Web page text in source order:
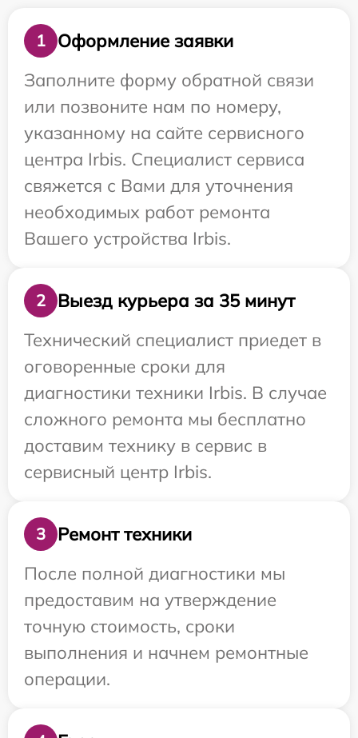
1
Оформление заявки
Заполните форму обратной связи
или позвоните нам по номеру,
указанному на сайте сервисного
центра Irbis. Специалист сервиса
свяжется с Вами для уточнения
необходимых работ ремонта
Вашего устройства Irbis.
2
Выезд курьера за 35 минут
Технический специалист приедет в
оговоренные сроки для
диагностики техники Irbis. В случае
сложного ремонта мы бесплатно
доставим технику в сервис в
сервисный центр Irbis.
3
Ремонт техники
После полной диагностики мы
предоставим на утверждение
точную стоимость, сроки
выполнения и начнем ремонтные
операции.